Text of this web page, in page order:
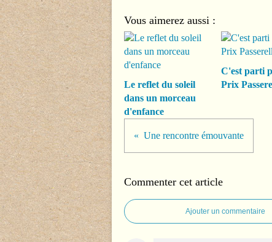
Vous aimerez aussi :
Le reflet du soleil
dans un morceau
d'enfance
C'est parti
Prix
Une rencontre émouvante
Commenter cet article
Ajouter un commentaire